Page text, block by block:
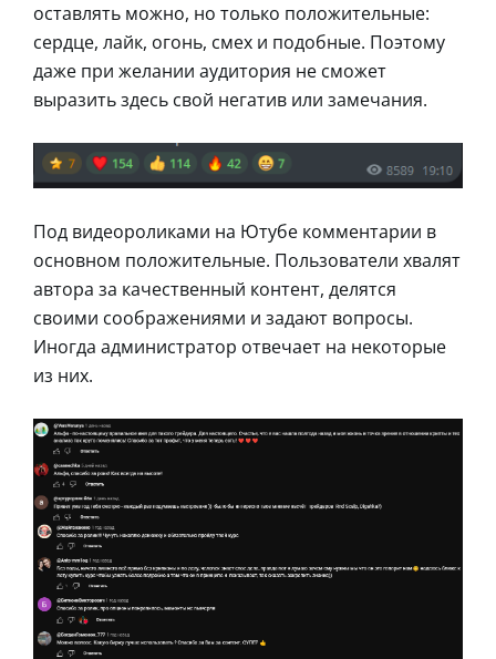
оставлять можно, но только положительные:
сердце, лайк, огонь, смех и подобные. Поэтому
даже при желании аудитория не сможет
выразить здесь свой негатив или замечания.
Под видеороликами на Ютубе комментарии в
основном положительные. Пользователи хвалят
автора за качественный контент, делятся
своими соображениями и задают вопросы.
Иногда администратор отвечает на некоторые
из них.